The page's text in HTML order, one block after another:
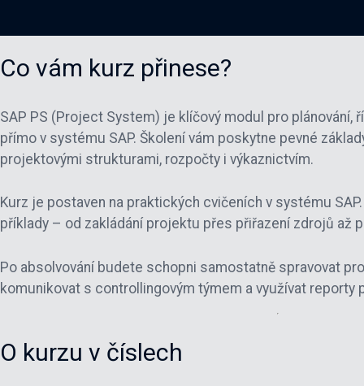
Co vám kurz přinese?
SAP PS (Project System) je klíčový modul pro plánování,
přímo v systému SAP. Školení vám poskytne pevné
projektovými strukturami, rozpočty i výkaznictvím.
Kurz je postaven na praktických cvičeních v systému
příklady – od zakládání projektu přes přiřazení zdrojů až
Po absolvování budete schopni samostatně spravovat
komunikovat s controllingovým týmem a využívat reporty
O kurzu v číslech